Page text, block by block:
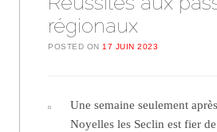
régionaux
POSTED ON17 JUIN 2023
Une semaine seulement
Noyelles les Seclin est fier